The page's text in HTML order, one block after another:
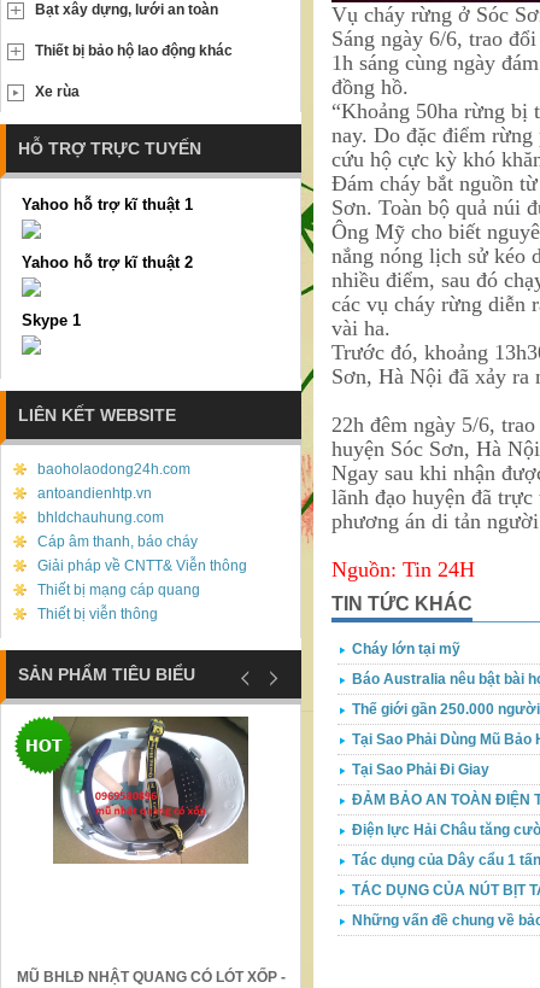
Vụ cháy rừng ở Sóc
Sáng ngày 6/6, trao
1h sáng cùng ngày
đồng hồ.
“Khoảng 50ha rừng bị
nay. Do đặc điểm
cứu hộ cực kỳ khó
Đám cháy bắt nguồn
Sơn. Toàn bộ quả núi
Ông Mỹ cho biết
nắng nóng lịch sử kéo
nhiều điểm, sau đó
các vụ cháy rừng diễn
vài ha.
Trước đó, khoảng
Sơn, Hà Nội đã xảy ra
22h đêm ngày 5/6,
huyện Sóc Sơn, Hà
Ngay sau khi nhận
lãnh đạo huyện đã
phương án di tản
Nguồn: Tin 24H
TIN TỨC KHÁC
Cháy lớn tại mỹ
Báo Australia nêu bật bài
Thế giới gần 250.000
Tại Sao Phải Dùng Mũ
Tại Sao Phải Đi Giay
ĐẢM BẢO AN TOÀN ĐIỆN
Điện lực Hải Châu tăng
Tác dụng của Dây cẩu 1
TÁC DỤNG CỦA NÚT BỊT
Những vấn đề chung về
Bạt xây dựng, lưới an toàn
Thiết bị bảo hộ lao động khác
Xe rùa
HỖ TRỢ TRỰC TUYẾN
Yahoo hỗ trợ kĩ thuật 1
Yahoo hỗ trợ kĩ thuật 2
Skype 1
LIÊN KẾT WEBSITE
baoholaodong24h.com
antoandienhtp.vn
bhldchauhung.com
Cáp âm thanh, báo cháy
Giải pháp về CNTT& Viễn thông
Thiết bị mạng cáp quang
Thiết bị viễn thông
SẢN PHẨM TIÊU BIỂU
MŨ BHLĐ NHẬT QUANG CÓ LÓT XỐP -